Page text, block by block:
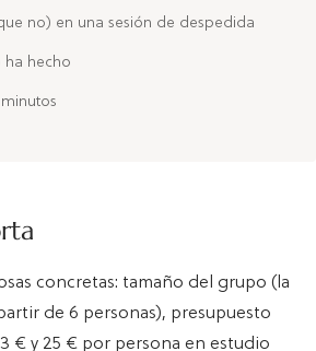
no) en una sesión de despedida
ha hecho
concretas: tamaño del grupo (la
de 6 personas), presupuesto
€ y 25 € por persona en estudio